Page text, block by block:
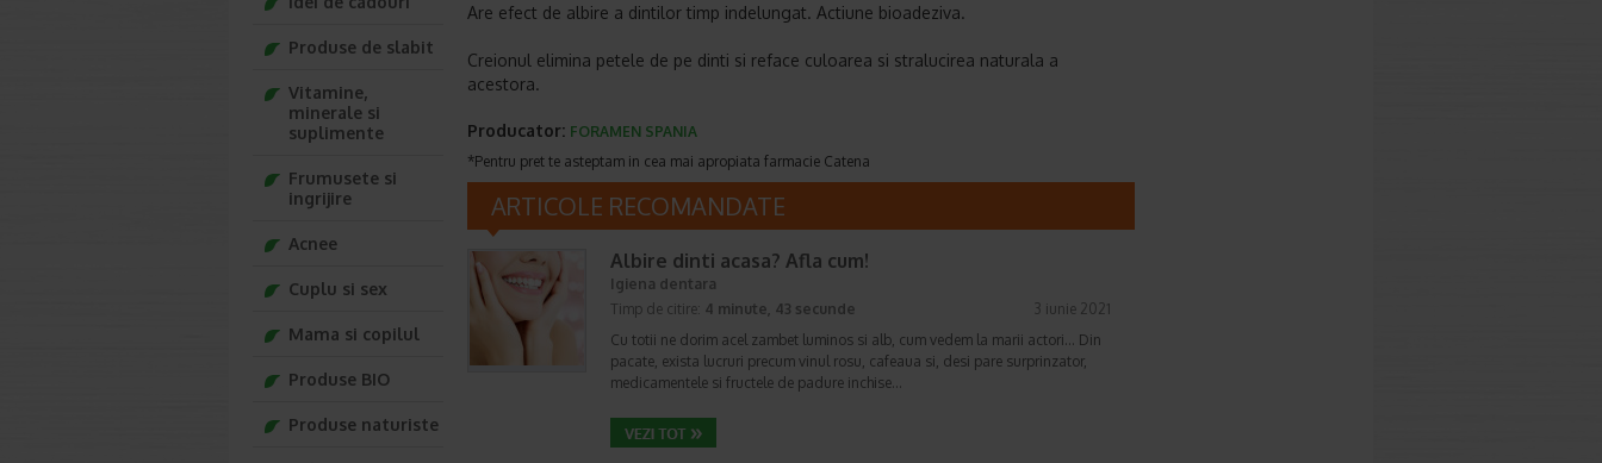
Are efect de albire a dintilor timp indelungat. Actiune bioadeziva.
Creionul elimina petele de pe dinti si reface culoarea si stralucirea naturala a
acestora.
Producator: FORAMEN SPANIA
*Pentru pret te asteptam in cea mai apropiata farmacie Catena
ARTICOLE RECOMANDATE
Albire dinti acasa? Afla cum!
Igiena dentara
Timp de citire: 4 minute, 43 secunde
3 iunie 2021
Cu totii ne dorim acel zambet luminos si alb, cum vedem la marii actori... Din
pacate, exista lucruri precum vinul rosu, cafeaua si, desi pare surprinzator,
medicamentele si fructele de padure inchise…
Produse de slabit
Vitamine,
minerale si
suplimente
Frumusete si
ingrijire
Acnee
Cuplu si sex
Mama si copilul
Produse BIO
Produse naturiste